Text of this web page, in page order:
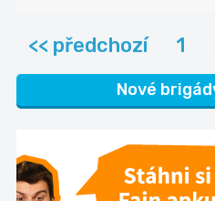
<< předchozí 1
Nové